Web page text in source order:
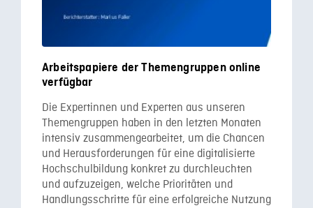
Arbeitspapiere der Themengruppen online
verfügbar
Die Expertinnen und Experten aus unseren
Themengruppen haben in den letzten Monaten
intensiv zusammengearbeitet, um die Chancen
und Herausforderungen für eine digitalisierte
Hochschulbildung konkret zu durchleuchten
und aufzuzeigen, welche Prioritäten und
Handlungsschritte für eine erfolgreiche Nutzung